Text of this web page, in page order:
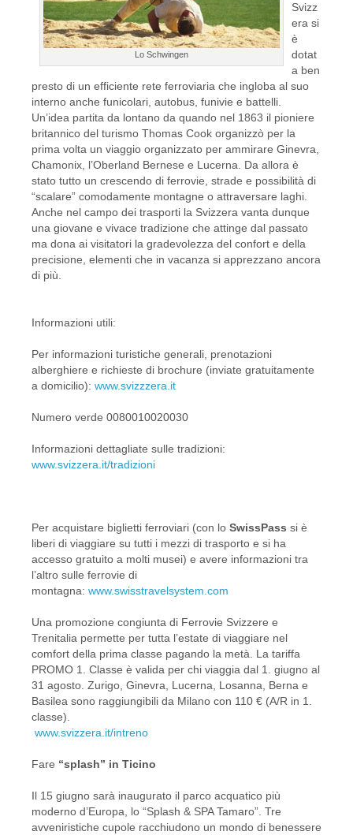
Lo Schwingen
Svizz
era si
è
dotat
a ben
presto di un efficiente rete ferroviaria che ingloba al suo
interno anche funicolari, autobus, funivie e battelli.
Un’idea partita da lontano da quando nel 1863 il pioniere
britannico del turismo Thomas Cook organizzò per la
prima volta un viaggio organizzato per ammirare Ginevra,
Chamonix, l’Oberland Bernese e Lucerna. Da allora è
stato tutto un crescendo di ferrovie, strade e possibilità di
“scalare” comodamente montagne o attraversare laghi.
Anche nel campo dei trasporti la Svizzera vanta dunque
una giovane e vivace tradizione che attinge dal passato
ma dona ai visitatori la gradevolezza del confort e della
precisione, elementi che in vacanza si apprezzano ancora
di più.
Informazioni utili:
Per informazioni turistiche generali, prenotazioni
alberghiere e richieste di brochure (inviate gratuitamente
a domicilio): www.svizzzera.it
Numero verde 0080010020030
Informazioni dettagliate sulle tradizioni:
www.svizzera.it/tradizioni
Per acquistare biglietti ferroviari (con lo SwissPass si è
liberi di viaggiare su tutti i mezzi di trasporto e si ha
accesso gratuito a molti musei) e avere informazioni tra
l’altro sulle ferrovie di
montagna: www.swisstravelsystem.com
Una promozione congiunta di Ferrovie Svizzere e
Trenitalia permette per tutta l’estate di viaggiare nel
comfort della prima classe pagando la metà. La tariffa
PROMO 1. Classe è valida per chi viaggia dal 1. giugno al
31 agosto. Zurigo, Ginevra, Lucerna, Losanna, Berna e
Basilea sono raggiungibili da Milano con 110 € (A/R in 1.
classe).
www.svizzera.it/intreno
Fare “splash” in Ticino
Il 15 giugno sarà inaugurato il parco acquatico più
moderno d’Europa, lo “Splash & SPA Tamaro”. Tre
avveniristiche cupole racchiudono un mondo di benessere